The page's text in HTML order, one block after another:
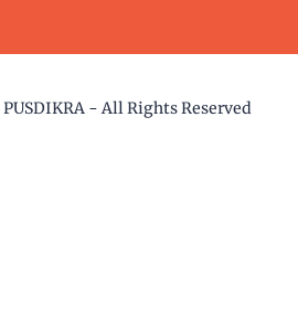
PUSDIKRA - All Rights Reserved